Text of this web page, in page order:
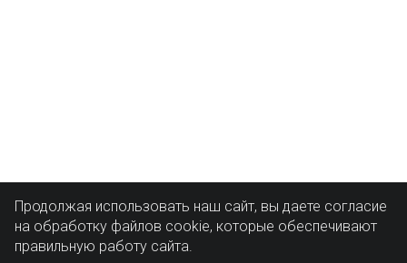
Продолжая использовать наш сайт, вы даете согласие
на обработку файлов cookie, которые обеспечивают
правильную работу сайта.